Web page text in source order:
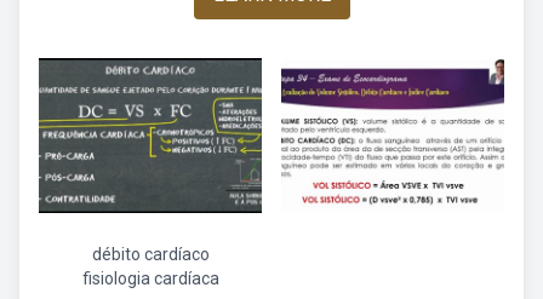
débito cardíaco
fisiologia cardíaca